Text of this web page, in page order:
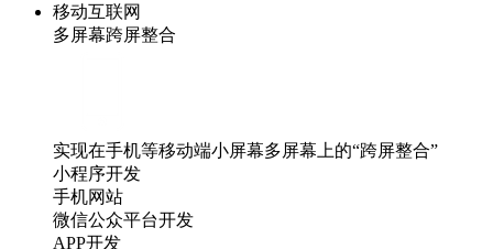
移动互联网
多屏幕跨屏整合
实现在手机等移动端小屏幕多屏幕上的“跨屏整合”
小程序开发
手机网站
微信公众平台开发
APP开发